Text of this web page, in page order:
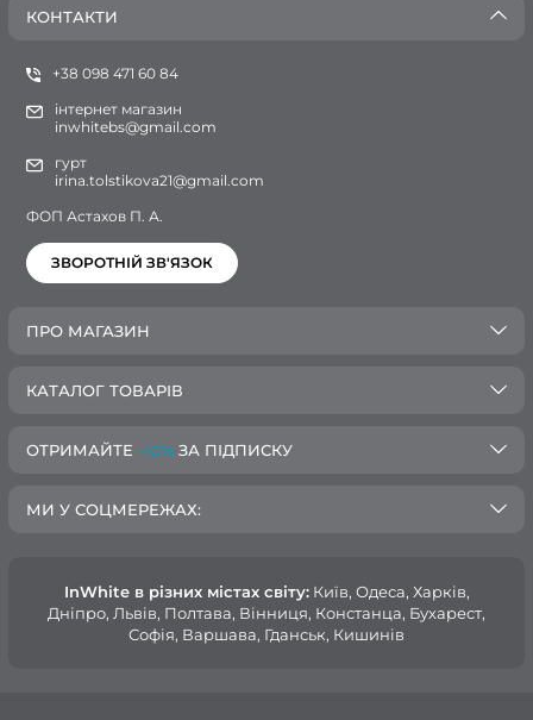
КОНТАКТИ
+38 098 471 60 84
інтернет магазин
inwhitebs@gmail.com
гурт
irina.tolstikova21@gmail.com
ФОП Астахов П. А.
ЗВОРОТНІЙ ЗВ'ЯЗОК
ПРО МАГАЗИН
КАТАЛОГ ТОВАРІВ
ОТРИМАЙТЕ -10% ЗА ПІДПИСКУ
МИ У СОЦМЕРЕЖАХ:
InWhite в різних містах світу:Київ, Одеса, Харків,
Дніпро, Львів, Полтава, Вінниця, Констанца, Бухарест,
Софія, Варшава, Гданськ, Кишинів